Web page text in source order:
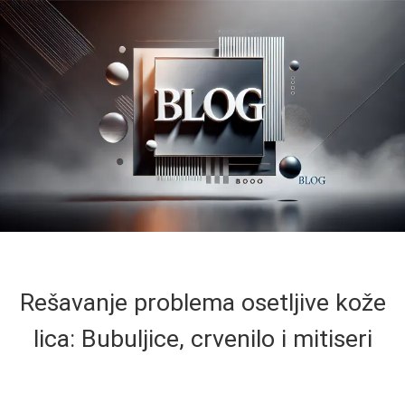
Rešavanje problema osetljive kože
lica: Bubuljice, crvenilo i mitiseri